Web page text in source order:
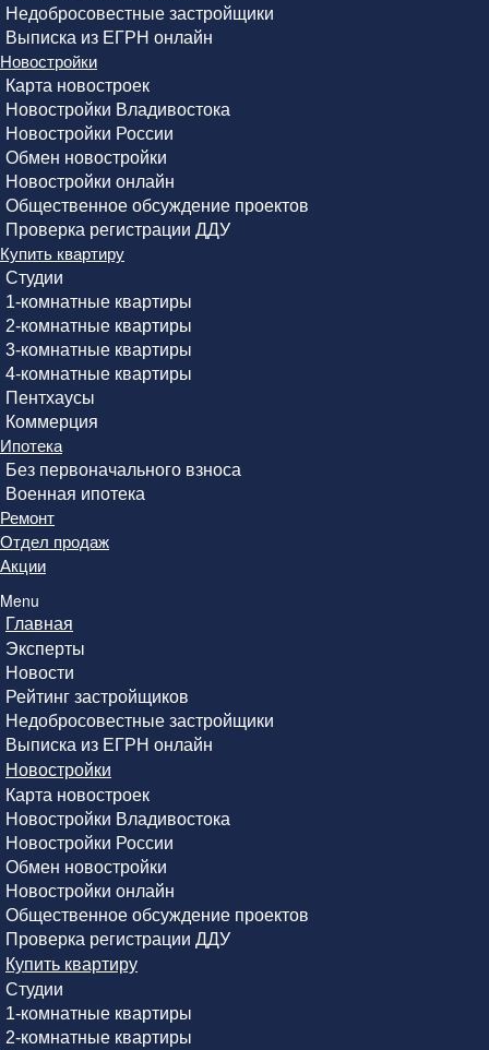
Недобросовестные застройщики
Выписка из ЕГРН онлайн
Новостройки
Карта новостроек
Новостройки Владивостока
Новостройки России
Обмен новостройки
Новостройки онлайн
Общественное обсуждение проектов
Проверка регистрации ДДУ
Купить квартиру
Студии
1-комнатные квартиры
2-комнатные квартиры
3-комнатные квартиры
4-комнатные квартиры
Пентхаусы
Коммерция
Ипотека
Без первоначального взноса
Военная ипотека
Ремонт
Отдел продаж
Акции
Menu
Главная
Эксперты
Новости
Рейтинг застройщиков
Недобросовестные застройщики
Выписка из ЕГРН онлайн
Новостройки
Карта новостроек
Новостройки Владивостока
Новостройки России
Обмен новостройки
Новостройки онлайн
Общественное обсуждение проектов
Проверка регистрации ДДУ
Купить квартиру
Студии
1-комнатные квартиры
2-комнатные квартиры